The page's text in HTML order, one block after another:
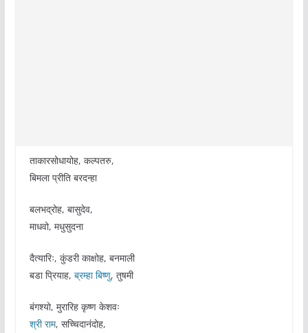
ताकारसोधायोह, कल्पतरु,
बिमला प्रीति बरदन्हा
बलभद्रोह, बासुदेव,
माधवो, मधुसुदना
दैत्यारिः, कुंडरी काक्षोह, बनमाली
बडा प्रियाह, ब्रम्हा बिष्णु, तुषमी
बंगश्यो, मुरारिह कृष्ण केशवः
श्री राम, सच्चिदानंदोह,